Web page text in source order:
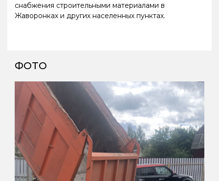
снабжения строительными материалами в
Жаворонках и других населенных пунктах.
ФОТО